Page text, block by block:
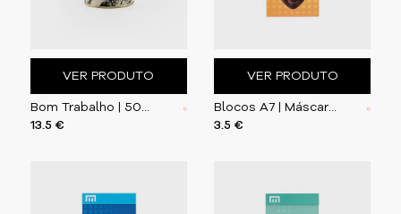
VER PRODUTO
13.5 €
VER PRODUTO
Blocos A7 | Máscara Elmo
3.5 €